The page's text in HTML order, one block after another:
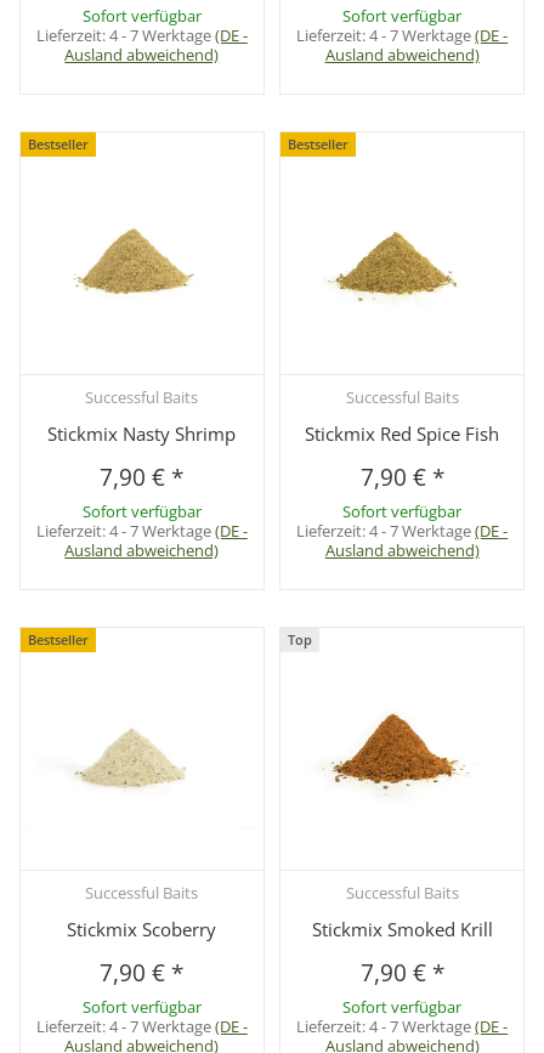
Sofort verfügbar
Lieferzeit:4 - 7 Werktage(DE -
Ausland abweichend)
Sofort verfügbar
Lieferzeit:4 - 7 Werktage(DE -
Ausland abweichend)
Bestseller
Successful Baits
Stickmix Nasty Shrimp
7,90 € *
Sofort verfügbar
Lieferzeit:4 - 7 Werktage(DE -
Ausland abweichend)
Bestseller
Successful Baits
Stickmix Red Spice Fish
7,90 € *
Sofort verfügbar
Lieferzeit:4 - 7 Werktage(DE -
Ausland abweichend)
Bestseller
Successful Baits
Stickmix Scoberry
7,90 € *
Sofort verfügbar
Lieferzeit:4 - 7 Werktage(DE -
Ausland abweichend)
Top
Successful Baits
Stickmix Smoked Krill
7,90 € *
Sofort verfügbar
Lieferzeit:4 - 7 Werktage(DE -
Ausland abweichend)